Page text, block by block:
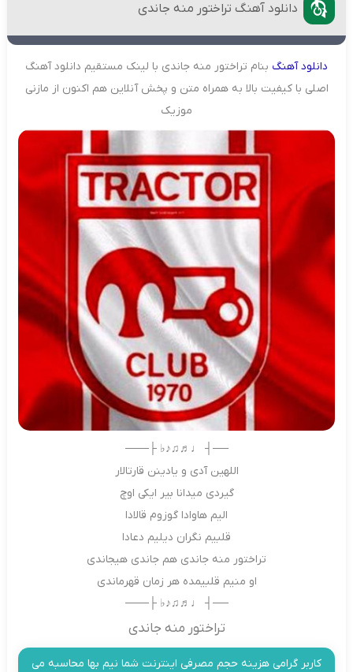
دانلود آهنگ تراختور منه جاندی
دانلودآهنگ بنام تراختور منه جاندی با لینک مستقیم دانلود آهنگ
اصلی با کیفیت بالا به همراه متن و پخش آنلاین هم اکنون از مازنی
موزیک
──┤ ♩♬♫♪♭ ├───
اللهین آدی و یادینن قارتالار
گیردی میدانا بیر ایکی اوچ
الیم هاوادا گوزوم قالادا
قلبیم نگران دیلیم دعادا
تراختور منه جاندی هم جاندی هیجاندی
او منیم قلبیمده هر زمان قهرماندی
──┤ ♩♬♫♪♭ ├───
تراختور منه جاندی
کاربر گرامی هزینه حجم مصرفی اینترنت شما نیم بها محاسبه می